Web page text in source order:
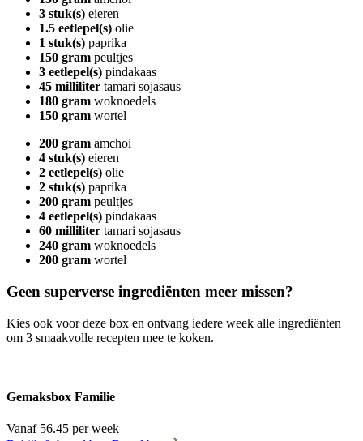
3 stuk(s) eieren
1.5 eetlepel(s) olie
1 stuk(s) paprika
150 gram peultjes
3 eetlepel(s) pindakaas
45 milliliter tamari sojasaus
180 gram woknoedels
150 gram wortel
200 gram amchoi
4 stuk(s) eieren
2 eetlepel(s) olie
2 stuk(s) paprika
200 gram peultjes
4 eetlepel(s) pindakaas
60 milliliter tamari sojasaus
240 gram woknoedels
200 gram wortel
Geen superverse ingrediënten meer missen?
Kies ook voor deze box en ontvang iedere week alle ingrediënten
om 3 smaakvolle recepten mee te koken.
Gemaksbox Familie
Vanaf 56.45 per week